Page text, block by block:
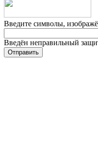
Введите символы,
Введён неправильный